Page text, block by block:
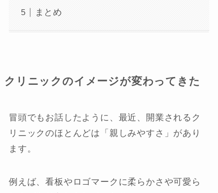
まとめ
クリニックのイメージが変わってきた
冒頭でもお話したように、最近、開業されるク
リニックのほとんどは「親しみやすさ」があり
ます。
例えば、看板やロゴマークに柔らかさや可愛ら